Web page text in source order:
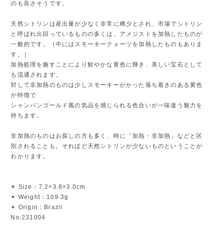
のも良さそうです。
天然シトリンは産出量が少なく非常に稀少とされ、市場でシトリン
と呼ばれ出回っているものの多くは、アメジストを加熱したものが
一般的です。（中にはスモーキークォーツを加熱したものもありま
す。）
加熱処理を施すことにより鮮やかな黄色に輝き、美しい宝石として
も流通されます。
対して非加熱のものは少しスモーキーがかった落ち着きのある黄色
が特徴で
シャンパンゴールド風の気品を感じられる色合いが一味違う魅力を
持ちます。
非加熱のものはお探しの方も多く、時に「加熱・非加熱」などと区
別されることも。それほど天然シトリンが少ないものということが
わかります。
✴︎ Size：7.2×3.8×3.0cm
✴︎ Weight：109.3g
✴︎ Origin：Brazil
No.231004